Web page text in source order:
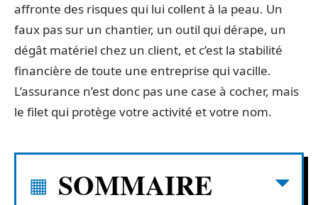
affronte des risques qui lui collent à la peau. Un
faux pas sur un chantier, un outil qui dérape, un
dégât matériel chez un client, et c’est la stabilité
financière de toute une entreprise qui vacille.
L’assurance n’est donc pas une case à cocher, mais
le filet qui protège votre activité et votre nom.
SOMMAIRE